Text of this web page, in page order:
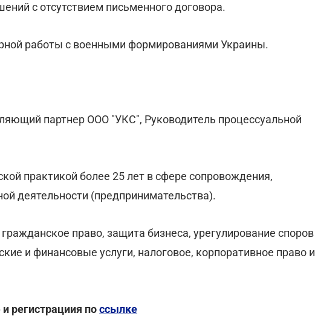
с отсутствием письменного договора.
работы с военными формированиями Украины.
партнер ООО "УКС", Руководитель процессуальной
практикой более 25 лет в сфере сопровождения,
деятельности (предпринимательства).
право, защита бизнеса, урегулирование споров
и финансовые услуги, налоговое, корпоративное право и
регистрациия поссылке